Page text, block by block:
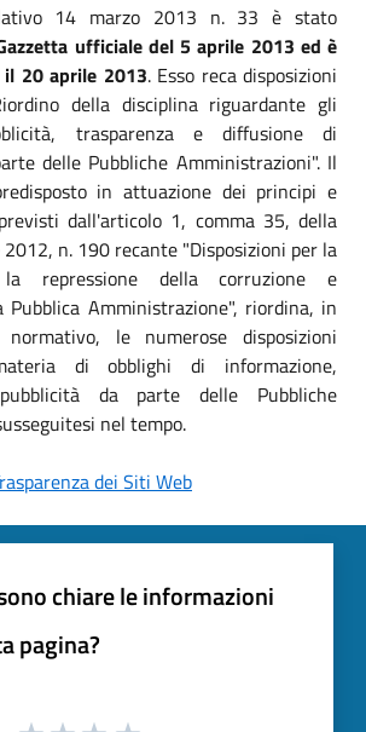
14 marzo 2013 n. 33 è stato
ufficiale del 5 aprile 2013 ed è
20 aprile 2013. Esso reca disposizioni
della disciplina riguardante gli
trasparenza e diffusione di
delle Pubbliche Amministrazioni". Il
in attuazione dei principi e
dall'articolo 1, comma 35, della
n. 190 recante "Disposizioni per la
repressione della corruzione e
Amministrazione", riordina, in
le numerose disposizioni
di obblighi di informazione,
da parte delle Pubbliche
nel tempo.
dei Siti Web
chiare le informazioni
pagina?